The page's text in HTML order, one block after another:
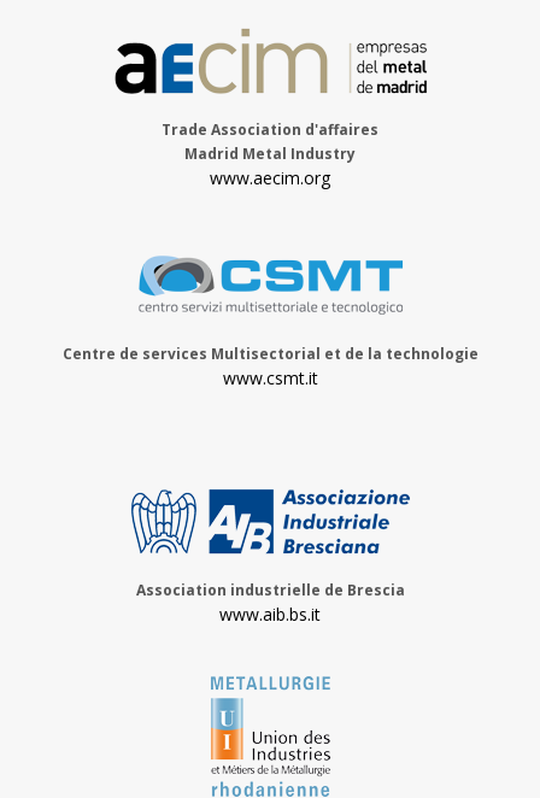
Trade Association d'affaires
Madrid Metal Industry
www.aecim.org
Centre de services Multisectorial et de la technologie
www.csmt.it
Association industrielle de Brescia
www.aib.bs.it